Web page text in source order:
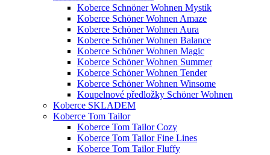
Koberce Schnöner Wohnen Mystik
Koberce Schöner Wohnen Amaze
Koberce Schöner Wohnen Aura
Koberce Schöner Wohnen Balance
Koberce Schöner Wohnen Magic
Koberce Schöner Wohnen Summer
Koberce Schöner Wohnen Tender
Koberce Schöner Wohnen Winsome
Koupelnové předložky Schöner Wohnen
Koberce SKLADEM
Koberce Tom Tailor
Koberce Tom Tailor Cozy
Koberce Tom Tailor Fine Lines
Koberce Tom Tailor Fluffy